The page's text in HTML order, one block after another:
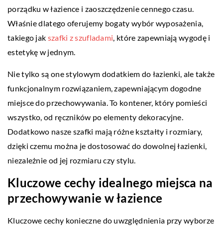
porządku w łazience i zaoszczędzenie cennego czasu.
Właśnie dlatego oferujemy bogaty wybór wyposażenia,
takiego jak szafki z szufladami, które zapewniają wygodę i
estetykę w jednym.
Nie tylko są one stylowym dodatkiem do łazienki, ale także
funkcjonalnym rozwiązaniem, zapewniającym dogodne
miejsce do przechowywania. To kontener, który pomieści
wszystko, od ręczników po elementy dekoracyjne.
Dodatkowo nasze szafki mają różne kształty i rozmiary,
dzięki czemu można je dostosować do dowolnej łazienki,
niezależnie od jej rozmiaru czy stylu.
Kluczowe cechy idealnego miejsca na
przechowywanie w łazience
Kluczowe cechy konieczne do uwzględnienia przy wyborze